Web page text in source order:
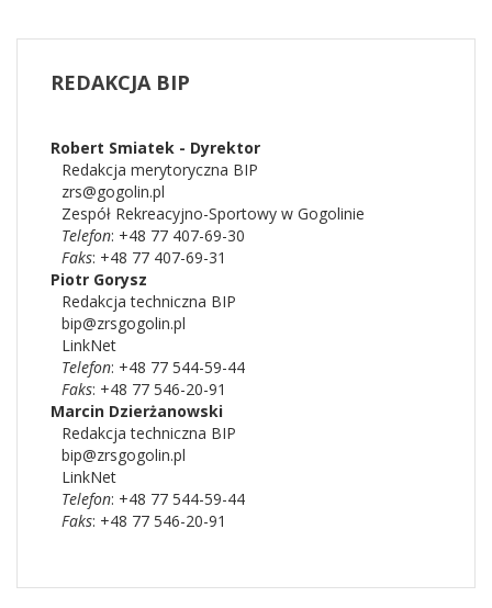
REDAKCJABIP
Robert Smiatek - Dyrektor
Redakcja merytoryczna BIP
zrs@gogolin.pl
Zespół Rekreacyjno-Sportowy w Gogolinie
Telefon: +48 77 407-69-30
Faks: +48 77 407-69-31
Piotr Gorysz
Redakcja techniczna BIP
bip@zrsgogolin.pl
LinkNet
Telefon: +48 77 544-59-44
Faks: +48 77 546-20-91
Marcin Dzierżanowski
Redakcja techniczna BIP
bip@zrsgogolin.pl
LinkNet
Telefon: +48 77 544-59-44
Faks: +48 77 546-20-91